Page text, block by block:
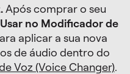
Após comprar o seu
Usar no Modificador de
aplicar a sua nova
de áudio dentro do
Voz (Voice Changer).